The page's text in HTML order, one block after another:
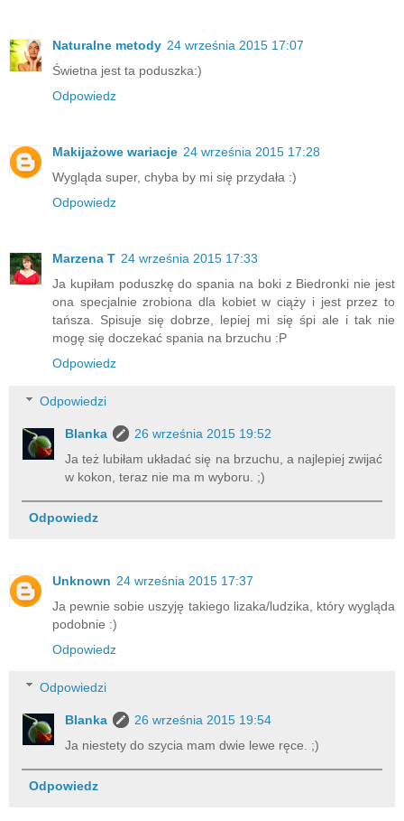
Naturalne metody 24 września 2015 17:07
Świetna jest ta poduszka:)
Odpowiedz
Makijażowe wariacje 24 września 2015 17:28
Wygląda super, chyba by mi się przydała :)
Odpowiedz
Marzena T 24 września 2015 17:33
Ja kupiłam poduszkę do spania na boki z Biedronki nie jest
ona specjalnie zrobiona dla kobiet w ciąży i jest przez to
tańsza. Spisuje się dobrze, lepiej mi się śpi ale i tak nie
mogę się doczekać spania na brzuchu :P
Odpowiedz
Odpowiedzi
Blanka
26 września 2015 19:52
Ja też lubiłam układać się na brzuchu, a najlepiej zwijać
w kokon, teraz nie ma m wyboru. ;)
Odpowiedz
Unknown 24 września 2015 17:37
Ja pewnie sobie uszyję takiego lizaka/ludzika, który wygląda
podobnie :)
Odpowiedz
Odpowiedzi
Blanka
26 września 2015 19:54
Ja niestety do szycia mam dwie lewe ręce. ;)
Odpowiedz